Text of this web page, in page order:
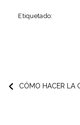
Etiquetado:
CÓMO HACER LA